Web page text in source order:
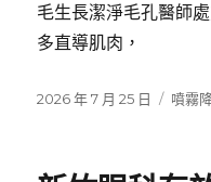
毛生長潔淨毛孔醫師
多直導肌肉，
發
2026 年 7 月 25 日
分
噴霧